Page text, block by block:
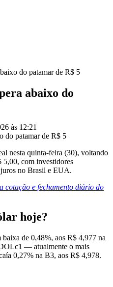
do patamar de R$ 5
abaixo do
às 12:21
nesta quinta-feira (30), voltando
5,00, com investidores
juros no Brasil e EUA.
cotação e fechamento diário do
hoje?
de 0,48%, aos R$ 4,977 na
— atualmente o mais
0,27% na B3, aos R$ 4,978.